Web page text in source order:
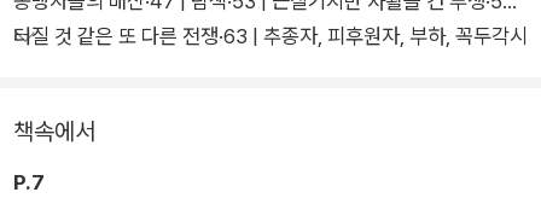
The Long Peace’의 시간을 누리는 동안, 아시아는 왜 이토록
찍한 전쟁은 또 어디서 기인하는 것일까? 이 책은 아시아의 비극
적인 현대사를 폭넓게 재구성하며 비극이 왜 일어났고, 오늘날 이
터질 것 같은 또 다른 전쟁·63 | 추종자, 피후원자, 부하, 꼭두각시
책속에서
P.7